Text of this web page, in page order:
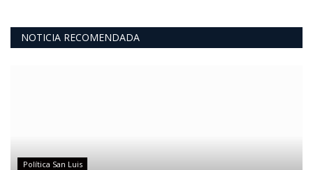
NOTICIA RECOMENDADA
Política San Luis